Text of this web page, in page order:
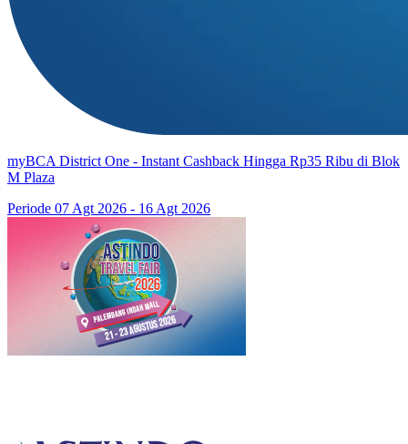
myBCA District One - Instant Cashback Hingga Rp35 Ribu di Blok
M Plaza
Periode 07 Agt 2026 - 16 Agt 2026